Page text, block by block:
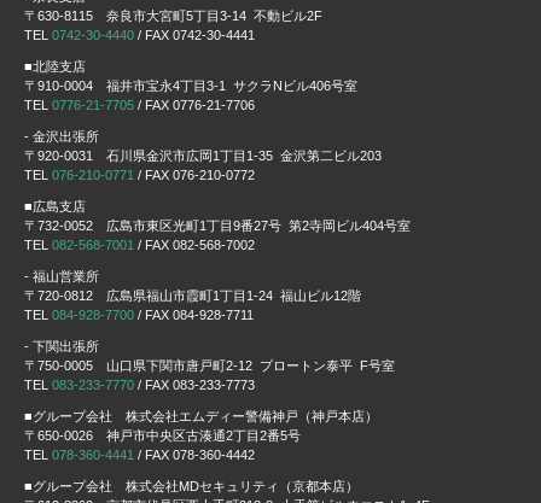
〒630-8115 奈良市大宮町5丁目3-14 不動ビル2F
TEL 0742-30-4440 / FAX 0742-30-4441
■北陸支店
〒910-0004 福井市宝永4丁目3-1 サクラNビル406号室
TEL 0776-21-7705 / FAX 0776-21-7706
- 金沢出張所
〒920-0031 石川県金沢市広岡1丁目1-35 金沢第二ビル203
TEL 076-210-0771 / FAX 076-210-0772
■広島支店
〒732-0052 広島市東区光町1丁目9番27号 第2寺岡ビル404号室
TEL 082-568-7001 / FAX 082-568-7002
- 福山営業所
〒720-0812 広島県福山市霞町1丁目1-24 福山ビル12階
TEL 084-928-7700 / FAX 084-928-7711
- 下関出張所
〒750-0005 山口県下関市唐戸町2-12 プロートン泰平 F号室
TEL 083-233-7770 / FAX 083-233-7773
■グループ会社 株式会社エムディー警備神戸（神戸本店）
〒650-0026 神戸市中央区古湊通2丁目2番5号
TEL 078-360-4441 / FAX 078-360-4442
■グループ会社 株式会社MDセキュリティ（京都本店）